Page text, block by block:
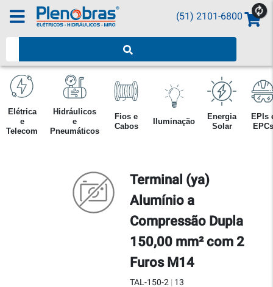
(51) 2101-6800
Elétrica
e
Telecom
Hidráulicos
e
Pneumáticos
Fios e
Cabos
Iluminação
Energia
Solar
EPIs
EPCs
Terminal (ya)
Alumínio a
Compressão Dupla
150,00 mm² com 2
Furos M14
TAL-150-2 | 13